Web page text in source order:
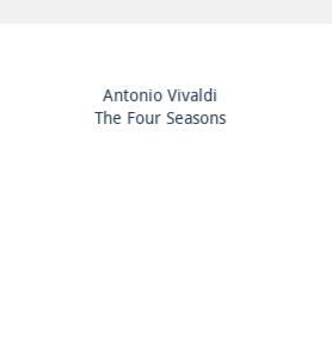
Золотая Классика
Лето